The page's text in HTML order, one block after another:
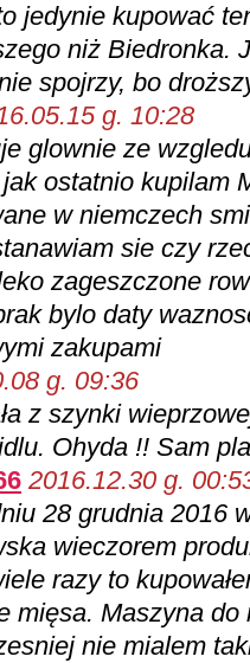
jedynie kupować
niż Biedronka.
spojrzy, bo
g. 10:28
glownie ze
ostatnio kupilam
w niemczech
sie czy
zageszczone
bylo daty
zakupami
g. 09:36
z szynki
Ohyda !! Sam
2016.12.30 g.
28 grudnia 2016
wieczorem
razy to
mięsa. Maszyna
nie mialem